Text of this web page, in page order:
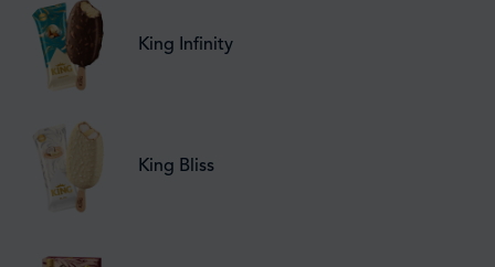
King Infinity
King Bliss